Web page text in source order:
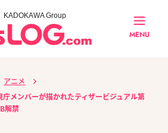
KADOKAWA Group
MENU
アニメ
メンバーが描かれたティザービジュアル第
解禁